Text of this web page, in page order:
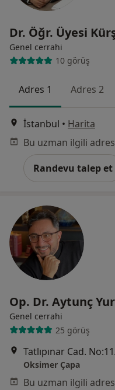
Dr. Öğr. Üyesi
Genel cerrahi
10 görüş
Adres 1 Adres 2
İstanbul • Harita
Randevu talep et
Op. Dr. Aytunç Yur
Genel cerrahi
25 görüş
Oksimer Çapa